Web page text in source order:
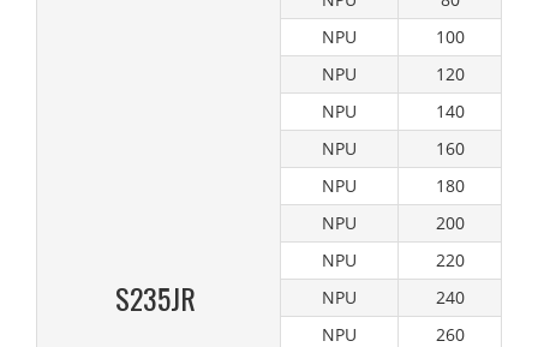
S235JR
NPU
100
NPU
120
NPU
140
NPU
160
NPU
180
NPU
200
NPU
220
NPU
240
NPU
260